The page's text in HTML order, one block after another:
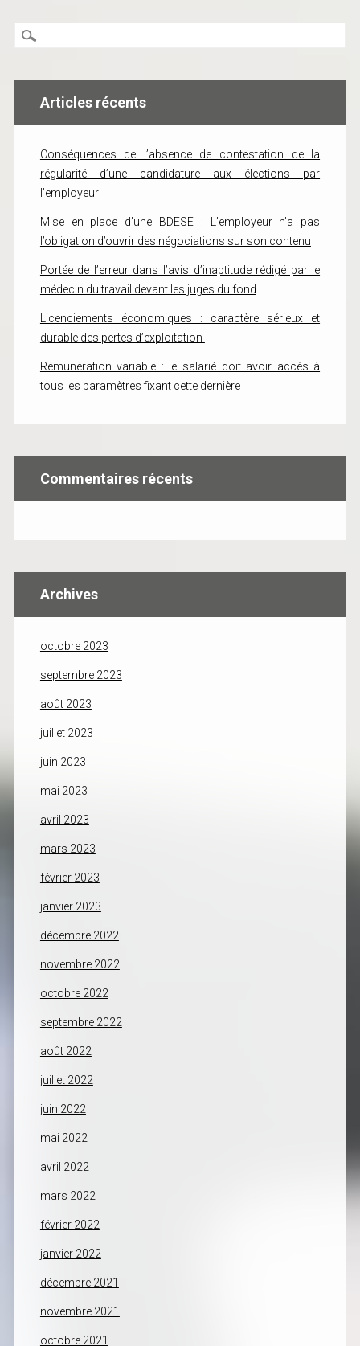
Articles récents
Conséquences de l’absence de contestation de la
régularité d’une candidature aux élections par
l’employeur
Mise en place d’une BDESE : L’employeur n’a pas
l’obligation d’ouvrir des négociations sur son contenu
Portée de l’erreur dans l’avis d’inaptitude rédigé par le
médecin du travail devant les juges du fond
Licenciements économiques : caractère sérieux et
durable des pertes d’exploitation
Rémunération variable : le salarié doit avoir accès à
tous les paramètres fixant cette dernière
Commentaires récents
Archives
octobre 2023
septembre 2023
août 2023
juillet 2023
juin 2023
mai 2023
avril 2023
mars 2023
février 2023
janvier 2023
décembre 2022
novembre 2022
octobre 2022
septembre 2022
août 2022
juillet 2022
juin 2022
mai 2022
avril 2022
mars 2022
février 2022
janvier 2022
décembre 2021
novembre 2021
octobre 2021